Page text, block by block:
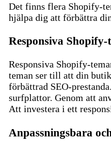
Det finns flera Shopify-
hjälpa dig att förbättra
Responsiva Shopify-
Responsiva Shopify-
teman ser till att din
förbättrad SEO-
surfplattor. Genom att
Att investera i ett
Anpassningsbara